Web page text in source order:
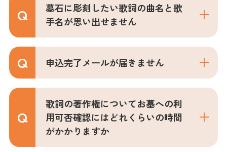
墓石に彫刻したい歌詞の曲名と歌
手名が思い出せません
申込完了メールが届きません
歌詞の著作権についてお墓への利
用可否確認にはどれくらいの時間
がかかりますか